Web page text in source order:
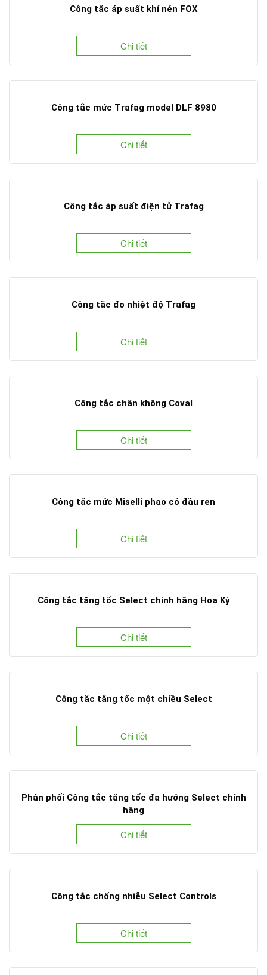
Công tắc áp suất khí nén FOX
Chi tiết
Công tắc mức Trafag model DLF 8980
Chi tiết
Công tắc áp suất điện tử Trafag
Chi tiết
Công tắc đo nhiệt độ Trafag
Chi tiết
Công tắc chân không Coval
Chi tiết
Công tắc mức Miselli phao có đầu ren
Chi tiết
Công tắc tăng tốc Select chính hãng Hoa Kỳ
Chi tiết
Công tắc tăng tốc một chiều Select
Chi tiết
Phân phối Công tắc tăng tốc đa hướng Select chính
hãng
Chi tiết
Công tắc chống nhiễu Select Controls
Chi tiết